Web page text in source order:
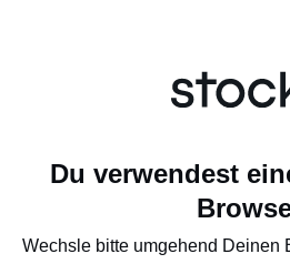
Du verwendest
Wechsle bitte umgehend Deinen